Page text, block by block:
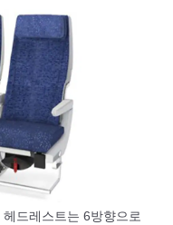
드레스트는 6방향으로